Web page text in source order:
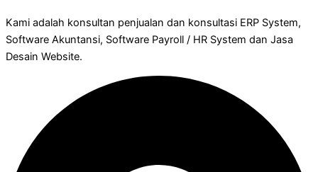
Kami adalah konsultan penjualan dan konsultasi ERP System,
Software Akuntansi, Software Payroll / HR System dan Jasa
Desain Website.